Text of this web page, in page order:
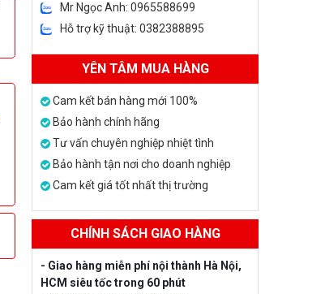
Mr Ngọc Anh: 0965588699
Hỗ trợ kỹ thuật: 0382388895
YÊN TÂM MUA HÀNG
Cam kết bán hàng mới 100%
Bảo hành chính hãng
Tư vấn chuyên nghiệp nhiệt tình
Bảo hành tận nơi cho doanh nghiệp
Cam kết giá tốt nhất thị trường
CHÍNH SÁCH GIAO HÀNG
- Giao hàng miễn phí nội thành Hà Nội,
HCM siêu tốc trong 60 phút